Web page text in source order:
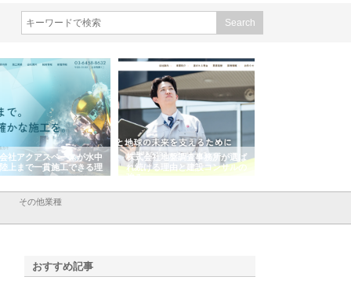
社アクアスペースが水中
上まで一貫施工できる理
株式会社地盤調査事務所が選ば
れ続ける理由と建設コンサルの
強み
その他業種
おすすめ記事